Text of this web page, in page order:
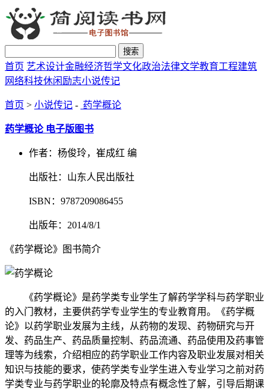
搜索
首页 艺术设计金融经济哲学文化政治法律文学教育工程建筑
网络科技休闲励志小说传记
首页 > 小说传记 - 药学概论
药学概论 电子版图书
作者：杨俊玲，崔成红 编
出版社：山东人民出版社
ISBN：9787209086455
出版年：2014/8/1
《药学概论》图书简介
《药学概论》是药学类专业学生了解药学学科与药学职业
的入门教材，主要供药学专业学生的专业教育用。《药学概
论》以药学职业发展为主线，从药物的发现、药物研究与开
发、药品生产、药品质量控制、药品流通、药品使用及药事管
理等为线索，介绍相应的药学职业工作内容及职业发展对相关
知识与技能的要求，使药学类专业学生进入专业学习之前对药
学类专业与药学职业的轮廓及特点有概念性了解，引导后期课